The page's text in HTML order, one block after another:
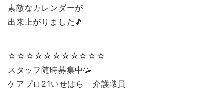
素敵なカレンダーが
出来上がりました🎵
☆☆☆☆☆☆☆☆☆☆☆
スタッフ随時募集中🥳
ケアプロ21いせはら 介護職員